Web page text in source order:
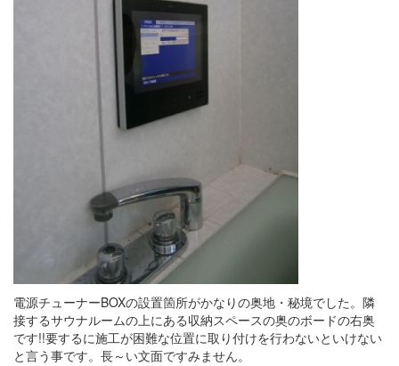
電源チューナーBOXの設置箇所がかなりの奥地・秘境でした。隣
接するサウナルームの上にある収納スペースの奥のボードの右奥
です!!要するに施工が困難な位置に取り付けを行わないといけない
と言う事です。長～い文面ですみません。